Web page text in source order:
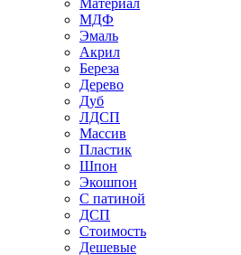
Материал
МДФ
Эмаль
Акрил
Береза
Дерево
Дуб
ЛДСП
Массив
Пластик
Шпон
Экошпон
С патиной
ДСП
Стоимость
Дешевые